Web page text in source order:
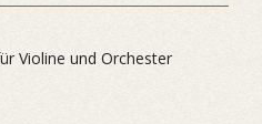
Violine und Orchester